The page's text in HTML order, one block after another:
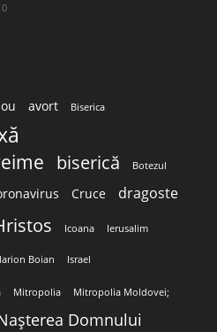
avort Biserica
biserică Botezul
Cruce dragoste
Icoana Ierusalim
Boian Israel
Mitropolia Mitropolia Moldovei;
Domnului